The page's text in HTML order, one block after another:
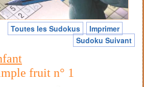
Toutes les Sudokus
Imprimer
Sudoku Suivant
fruit n° 1